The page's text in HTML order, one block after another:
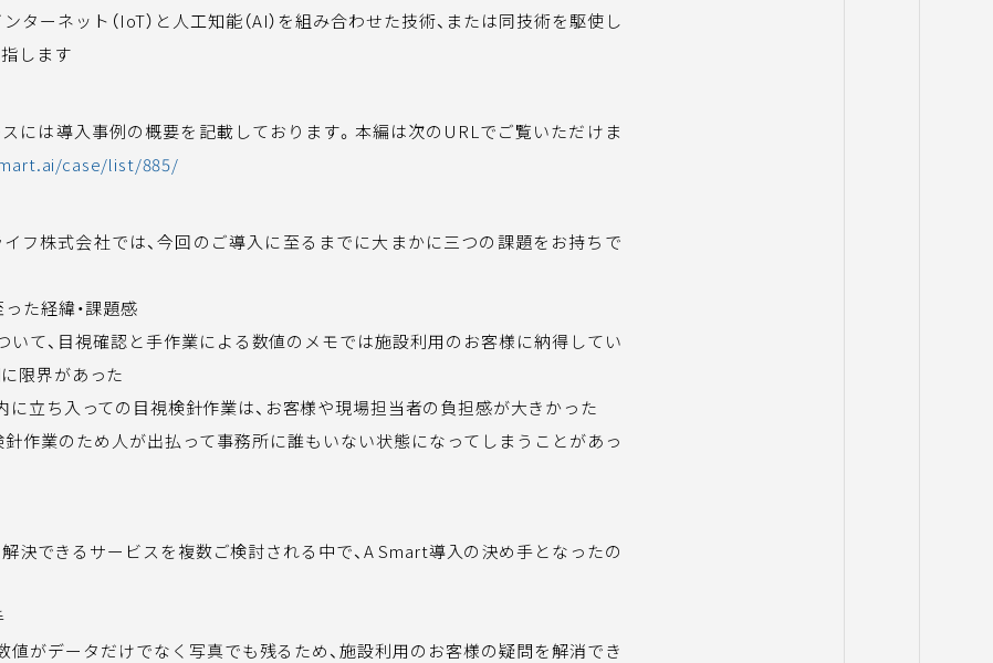
ターネット（IoT）と人工知能（AI）を組み合わせた技術、または同技術を駆使し
します
には導入事例の概要を記載しております。本編は次のURLでご覧いただけま
case/list/885/
フ株式会社では、今回のご導入に至るまでに大まかに三つの課題をお持ちで
た経緯・課題感
いて、目視確認と手作業による数値のメモでは施設利用のお客様に納得してい
限界があった
に立ち入っての目視検針作業は、お客様や現場担当者の負担感が大きかった
針作業のため人が出払って事務所に誰もいない状態になってしまうことがあっ
決できるサービスを複数ご検討される中で、A Smart導入の決め手となったの
値がデータだけでなく写真でも残るため、施設利用のお客様の疑問を解消でき